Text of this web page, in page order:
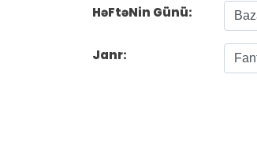
HəFtəNin Günü:
Janr: